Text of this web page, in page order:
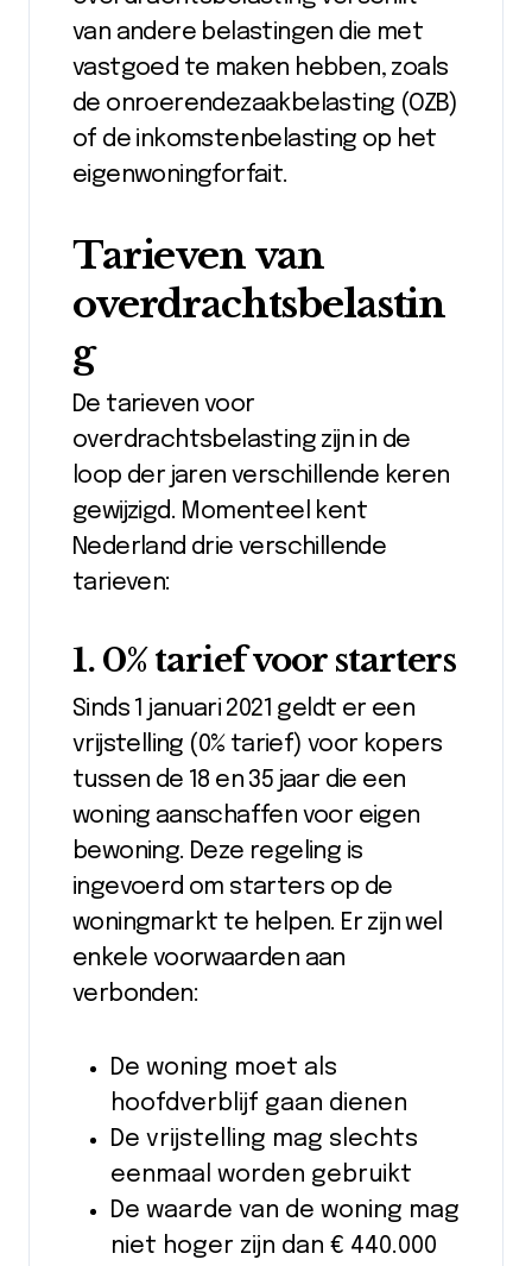
van andere belastingen die met
vastgoed te maken hebben, zoals
de onroerendezaakbelasting (OZB)
of de inkomstenbelasting op het
eigenwoningforfait.
Tarieven van
overdrachtsbelastin
g
De tarieven voor
overdrachtsbelasting zijn in de
loop der jaren verschillende keren
gewijzigd. Momenteel kent
Nederland drie verschillende
tarieven:
1. 0% tarief voor starters
Sinds 1 januari 2021 geldt er een
vrijstelling (0% tarief) voor kopers
tussen de 18 en 35 jaar die een
woning aanschaffen voor eigen
bewoning. Deze regeling is
ingevoerd om starters op de
woningmarkt te helpen. Er zijn wel
enkele voorwaarden aan
verbonden:
De woning moet als
hoofdverblijf gaan dienen
De vrijstelling mag slechts
eenmaal worden gebruikt
De waarde van de woning mag
niet hoger zijn dan € 440.000